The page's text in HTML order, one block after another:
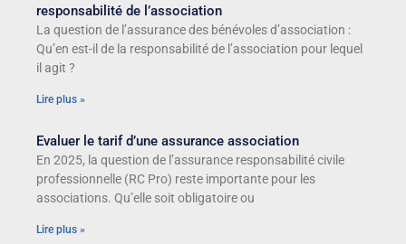
responsabilité de l’association
La question de l’assurance des bénévoles d’association :
Qu’en est-il de la responsabilité de l’association pour lequel
il agit ?
Lire plus »
Evaluer le tarif d’une assurance association
En 2025, la question de l’assurance responsabilité civile
professionnelle (RC Pro) reste importante pour les
associations. Qu’elle soit obligatoire ou
Lire plus »